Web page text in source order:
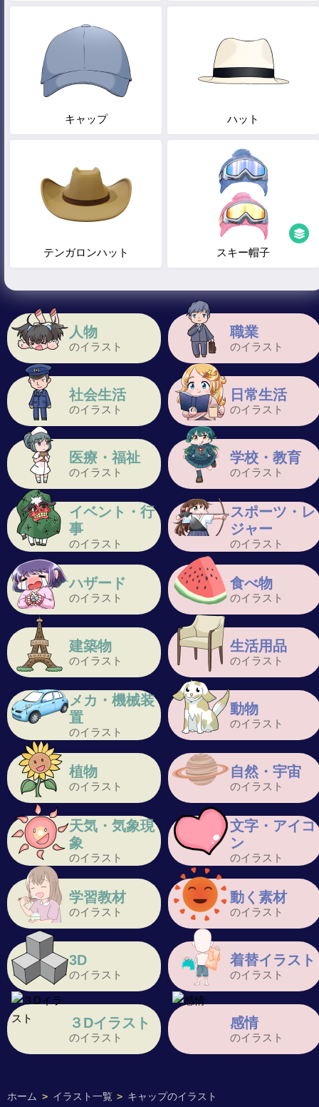
ホーム > イラスト一覧 > キャップのイラスト
人物
のイラスト
職業
のイラスト
社会生活
のイラスト
日常生活
のイラスト
医療・福祉
のイラスト
学校・教育
のイラスト
イベント・行
事
のイラスト
スポーツ・レ
ジャー
のイラスト
ハザード
のイラスト
食べ物
のイラスト
建築物
のイラスト
生活用品
のイラスト
メカ・機械装
置
のイラスト
動物
のイラスト
植物
のイラスト
自然・宇宙
のイラスト
天気・気象現
象
のイラスト
文字・アイコ
ン
のイラスト
学習教材
のイラスト
動く素材
のイラスト
3D
のイラスト
着替イラスト
のイラスト
３Dイラスト
のイラスト
感情
のイラスト
キャップ ハット
テンガロンハット スキー帽子